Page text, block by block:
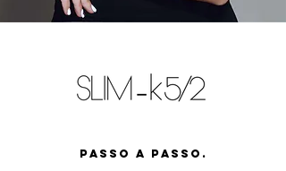
PASSO A PASSO.